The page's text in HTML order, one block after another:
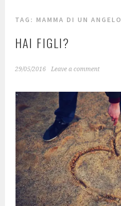
TAG: MAMMA DI UN ANGELO
HAI FIGLI?
29/05/2016 Leave a comment